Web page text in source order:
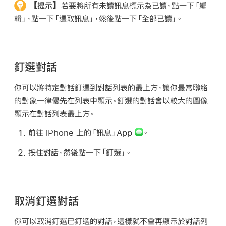
【提示】 若要將所有未讀訊息標示為已讀，點一下「編
輯」，點一下「選取訊息」，然後點一下「全部已讀」。
釘選對話
你可以將特定對話釘選到對話列表的最上方，讓你最常聯絡
的對象一律優先在列表中顯示。釘選的對話會以較大的圖像
顯示在對話列表最上方。
前往 iPhone 上的「訊息」App 。
按住對話，然後點一下「釘選」。
取消釘選對話
你可以取消釘選已釘選的對話，這樣就不會再顯示於對話列